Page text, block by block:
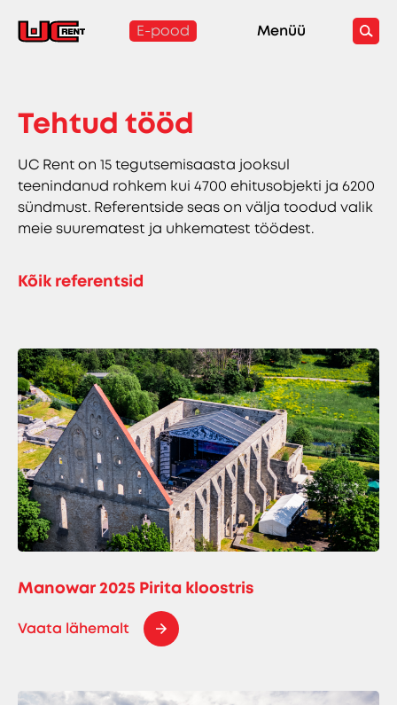
E-pood Menüü
Tehtud tööd
UC Rent on 15 tegutsemisaasta jooksul
teenindanud rohkem kui 4700 ehitusobjekti ja 6200
sündmust. Referentside seas on välja toodud valik
meie suurematest ja uhkematest töödest.
Kõik referentsid
Manowar 2025 Pirita kloostris
Vaata lähemalt